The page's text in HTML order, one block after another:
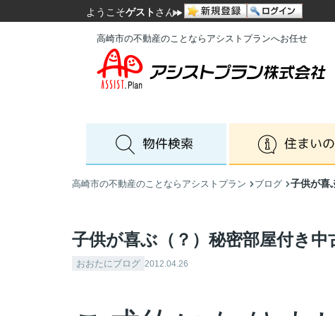
ようこそゲスト さん
高崎市の不動産のことならアシストプランへお任せ
高崎市の不動産のことならアシストプラン ブログ 子供が喜
子供が喜ぶ（？）秘密部屋付き
おおたにブログ 2012.04.26